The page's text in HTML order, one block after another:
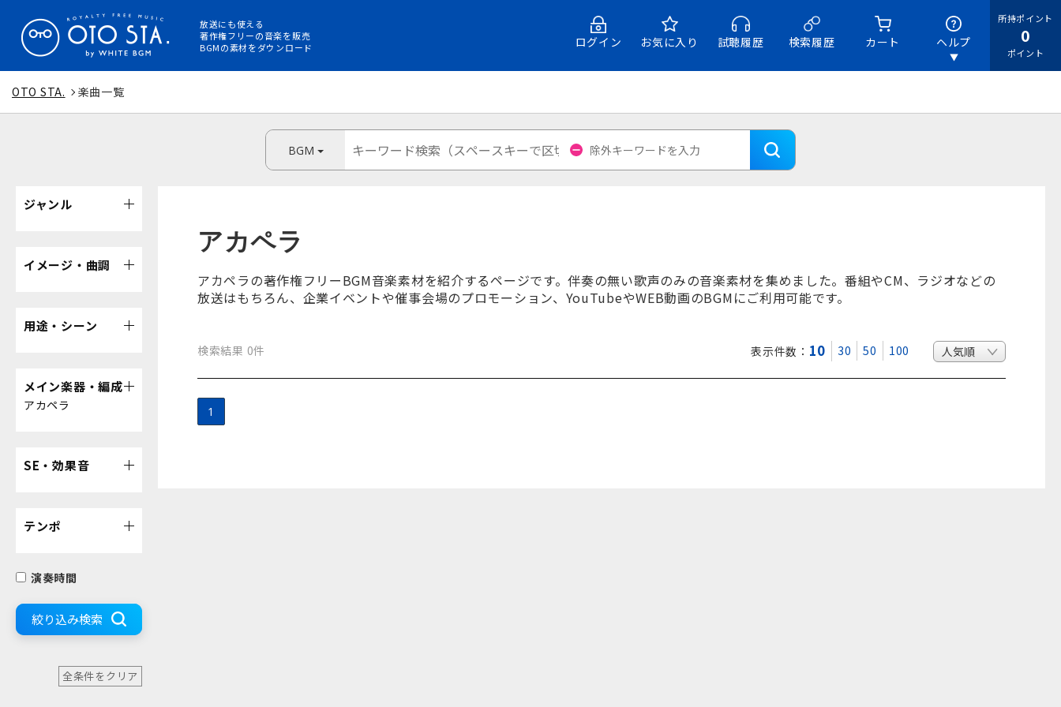
放送にも使える
著作権フリーの音楽を販売
BGMの素材をダウンロード
所持ポイント
0
ポイント
ログイン お気に入り 試聴履歴 検索履歴 カート ヘルプ
OTO STA. 楽曲一覧
BGM
アカペラ
アカペラの著作権フリーBGM音楽素材を紹介するページです。伴奏の無い歌声のみの音楽素材を集めました。番組やCM、ラジオなどの
放送はもちろん、企業イベントや催事会場のプロモーション、YouTubeやWEB動画のBGMにご利用可能です。
検索結果 0件 表示件数： 10 30 50 100
1
ジャンル
イメージ・曲調
用途・シーン
メイン楽器・編成
アカペラ
SE・効果音
テンポ
演奏時間
絞り込み検索
全条件をクリア